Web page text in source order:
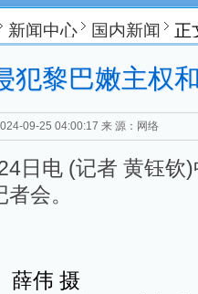
新闻中心 国内新闻 正
犯黎巴嫩主权
09-25 04:00:17 来 源：网络
电 (记者 黄钰钦)
会。
薛伟 摄